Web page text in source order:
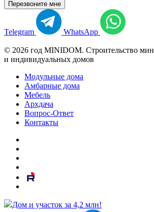
Telegram WhatsApp
© 2026 год MINIDOM. Строительство
и индивидуальных домов
Модульные дома
Амбарные дома
Мебель
Архдача
Вопрос-Ответ
Контакты
Дом и участок за 4,2 млн!